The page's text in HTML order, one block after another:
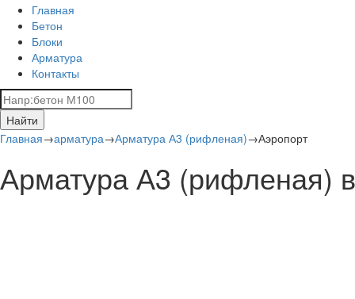
Главная
Бетон
Блоки
Арматура
Контакты
Найти
Главная→арматура→Арматура А3 (рифленая)→Аэропорт
Арматура А3 (рифленая)